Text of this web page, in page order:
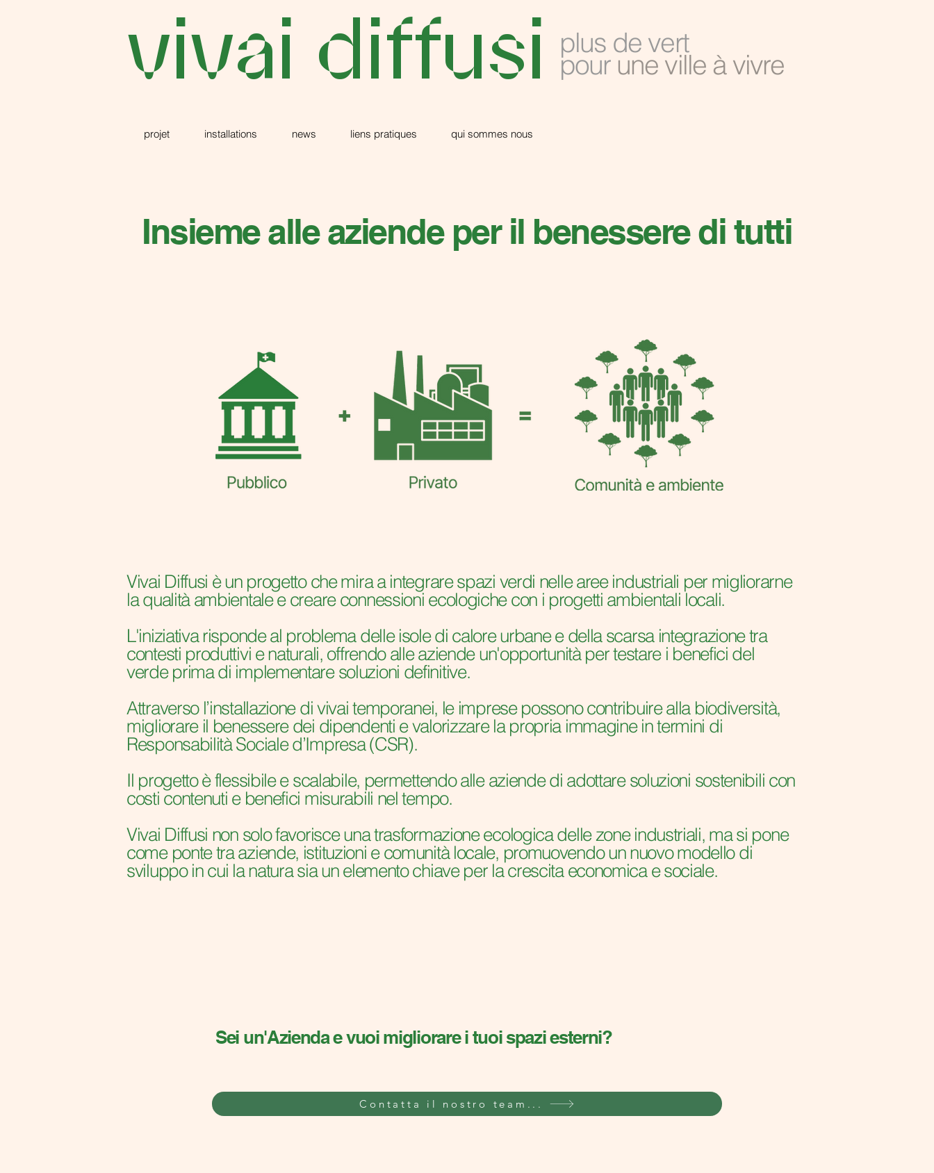
vivai diffusi
projet installations news liens pratiques qui sommes nous
plus de vert
pour une ville à vivre
Insieme alle aziende per il benessere di tutti
Vivai Diffusi è un progetto che mira a integrare spazi verdi nelle aree industriali per migliorarne
la qualità ambientale e creare connessioni ecologiche con i progetti ambientali locali.
L'iniziativa risponde al problema delle isole di calore urbane e della scarsa integrazione tra
contesti produttivi e naturali, offrendo alle aziende un'opportunità per testare i benefici del
verde prima di implementare soluzioni definitive.
Attraverso l’installazione di vivai temporanei, le imprese possono contribuire alla biodiversità,
migliorare il benessere dei dipendenti e valorizzare la propria immagine in termini di
Responsabilità Sociale d’Impresa (CSR).
Il progetto è flessibile e scalabile, permettendo alle aziende di adottare soluzioni sostenibili con
costi contenuti e benefici misurabili nel tempo.
Vivai Diffusi non solo favorisce una trasformazione ecologica delle zone industriali, ma si pone
come ponte tra aziende, istituzioni e comunità locale, promuovendo un nuovo modello di
sviluppo in cui la natura sia un elemento chiave per la crescita economica e sociale.
Sei un'Azienda e vuoi migliorare i tuoi spazi esterni?
Contatta il nostro team...